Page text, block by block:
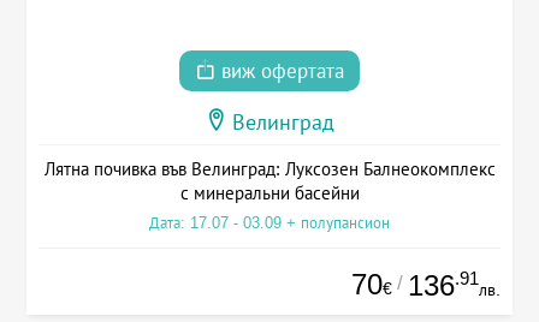
виж офертата
Велинград
Лятна почивка във Велинград: Луксозен Балнеокомплекс
с минеральни басейни
Дата: 17.07 - 03.09 + полупансион
70€ / 136.91
лв.